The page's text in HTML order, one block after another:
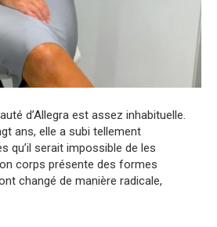
d’Allegra est assez inhabituelle.
ans, elle a subi tellement
qu’il serait impossible de les
corps présente des formes
changé de manière radicale,